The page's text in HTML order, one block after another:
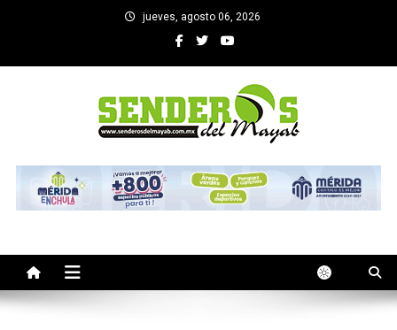
jueves, agosto 06, 2026
SENDEROS DEL MAYAB